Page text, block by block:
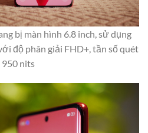
bị màn hình 6.8 inch, sử dụng
độ phân giải FHD+, tần số quét
950 nits